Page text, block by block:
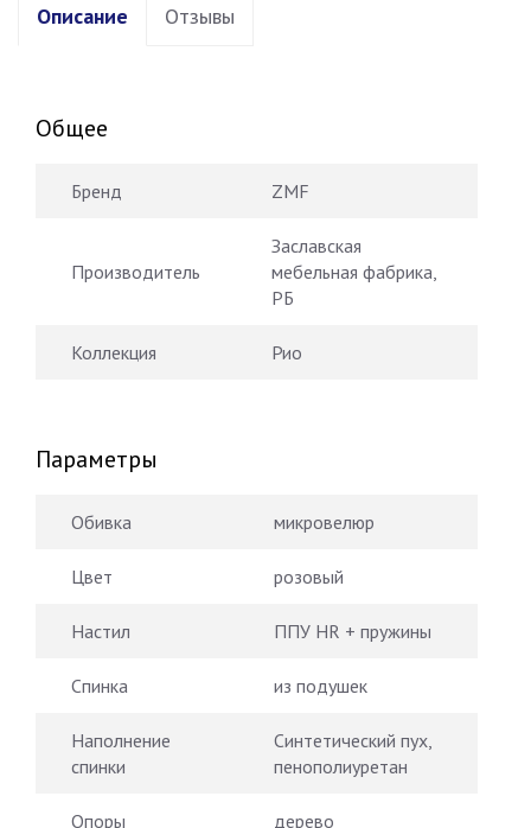
Описание Отзывы
Общее
Бренд ZMF
Производитель
Заславская
мебельная фабрика,
РБ
Коллекция Рио
Параметры
Обивка микровелюр
Цвет розовый
Настил ППУ HR + пружины
Спинка из подушек
Наполнение
спинки
Синтетический пух,
пенополиуретан
Опоры дерево